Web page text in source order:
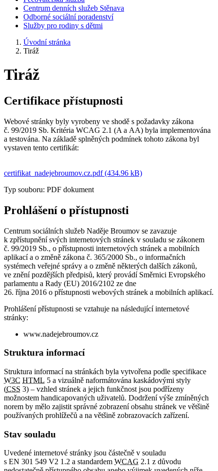
Centrum denních služeb Stěnava
Odborné sociální poradenství
Služby pro rodiny s dětmi
Úvodní stránka
Tiráž
Tiráž
Certifikace přístupnosti
Webové stránky byly vyrobeny ve shodě s požadavky zákona
č. 99/2019 Sb. Kritéria WCAG 2.1 (A a AA) byla implementována
a testována. Na základě splněných podmínek tohoto zákona byl
vystaven tento certifikát:
certifikat_nadejebroumov.cz.pdf (434.96 kB)
Typ souboru: PDF dokument
Prohlášení o přístupnosti
Centrum sociálních služeb Naděje Broumov se zavazuje
k zpřístupnění svých internetových stránek v souladu se zákonem
č. 99/2019 Sb., o přístupnosti internetových stránek a mobilních
aplikací a o změně zákona č. 365/2000 Sb., o informačních
systémech veřejné správy a o změně některých dalších zákonů,
ve znění pozdějších předpisů, který provádí Směrnici Evropského
parlamentu a Rady (EU) 2016/2102 ze dne
26. října 2016 o přístupnosti webových stránek a mobilních aplikací.
Prohlášení přístupnosti se vztahuje na následující internetové
stránky:
www.nadejebroumov.cz
Struktura informací
Struktura informací na stránkách byla vytvořena podle specifikace
W3C HTML 5 a vizuálně naformátována kaskádovými styly
(CSS 3) – vzhled stránek a jejich funkčnost jsou podřízeny
možnostem handicapovaných uživatelů. Dodržení výše zmíněných
norem by mělo zajistit správné zobrazení obsahu stránek ve většině
používaných prohlížečů a na většině zobrazovacích zařízení.
Stav souladu
Uvedené internetové stránky jsou částečně v souladu
s EN 301 549 V2 1.2 a standardem WCAG 2.1 z důvodu